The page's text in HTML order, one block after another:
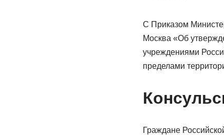
С Приказом
Москва «Об
учреждениями
пределами
Граждане